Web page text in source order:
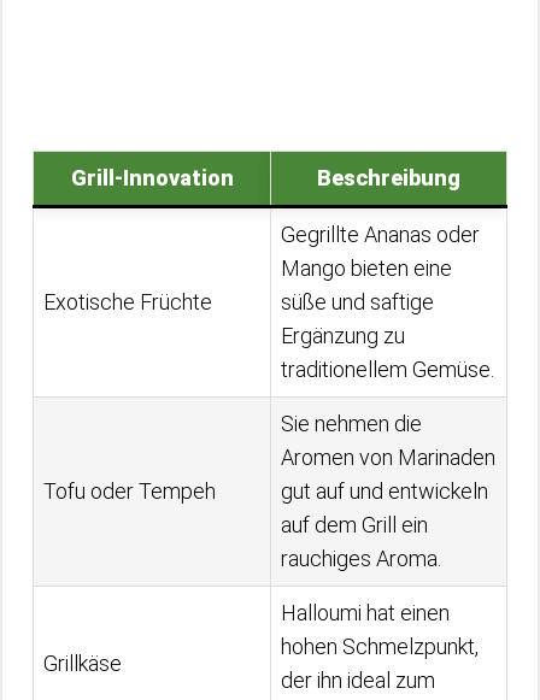
Grill-Innovation Beschreibung
Exotische Früchte
Gegrillte Ananas oder
Mango bieten eine
süße und saftige
Ergänzung zu
traditionellem Gemüse.
Tofu oder Tempeh
Sie nehmen die
Aromen von Marinaden
gut auf und entwickeln
auf dem Grill ein
rauchiges Aroma.
Grillkäse
Halloumi hat einen
hohen Schmelzpunkt,
der ihn ideal zum